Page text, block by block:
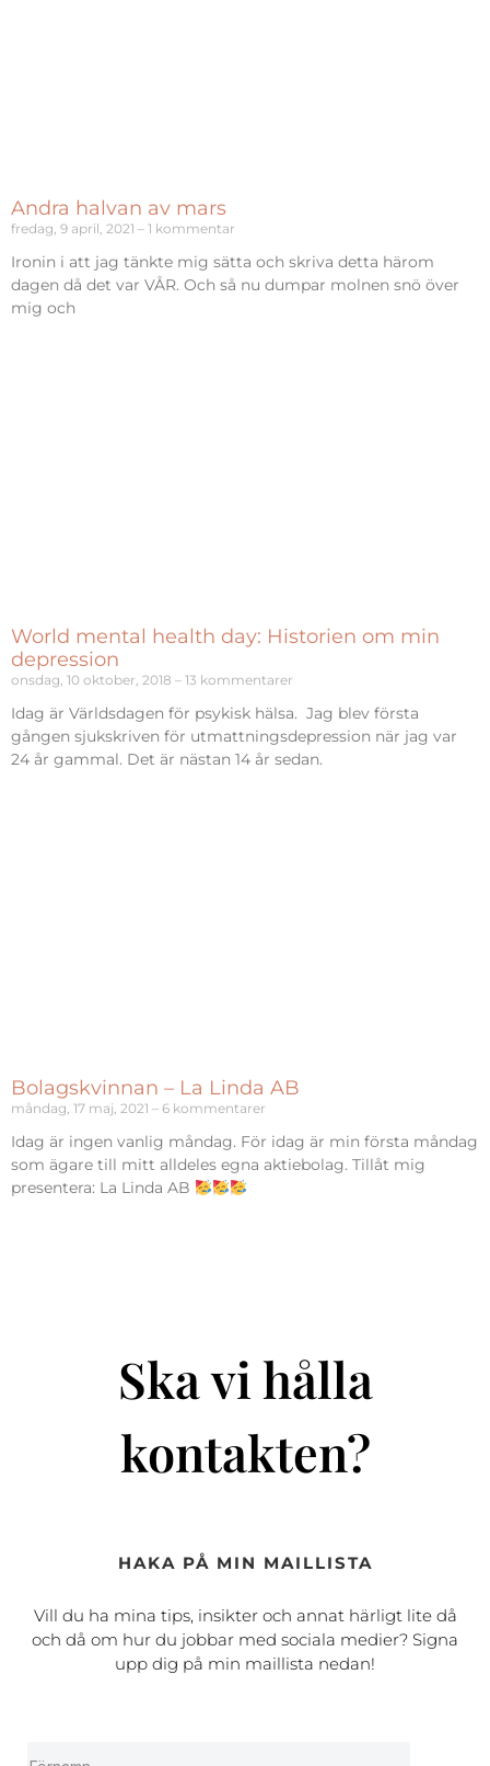
Andra halvan av mars
fredag, 9 april, 2021 1 kommentar
Ironin i att jag tänkte mig sätta och skriva detta härom
dagen då det var VÅR. Och så nu dumpar molnen snö över
mig och
World mental health day: Historien om min
depression
onsdag, 10 oktober, 2018 13 kommentarer
Idag är Världsdagen för psykisk hälsa. Jag blev första
gången sjukskriven för utmattningsdepression när jag var
24 år gammal. Det är nästan 14 år sedan.
Bolagskvinnan – La Linda AB
måndag, 17 maj, 2021 6 kommentarer
Idag är ingen vanlig måndag. För idag är min första måndag
som ägare till mitt alldeles egna aktiebolag. Tillåt mig
presentera: La Linda AB
Ska vi hålla
kontakten?
HAKA PÅ MIN MAILLISTA
Vill du ha mina tips, insikter och annat härligt lite då
och då om hur du jobbar med sociala medier? Signa
upp dig på min maillista nedan!